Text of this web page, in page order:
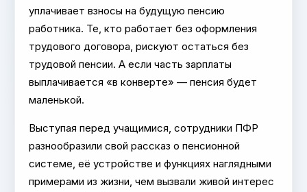
уплачивает взносы на будущую пенсию
работника. Те, кто работает без оформления
трудового договора, рискуют остаться без
трудовой пенсии. А если часть зарплаты
выплачивается «в конверте» — пенсия будет
маленькой.
Выступая перед учащимися, сотрудники ПФР
разнообразили свой рассказ о пенсионной
системе, её устройстве и функциях наглядными
примерами из жизни, чем вызвали живой интерес